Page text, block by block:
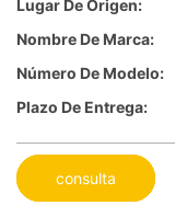
Lugar De Origen:
Nombre De Marca:
Número De Modelo:
Plazo De Entrega:
consulta